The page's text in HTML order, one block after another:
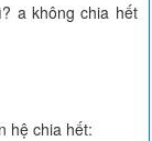
a không chia hết
hệ chia hết: